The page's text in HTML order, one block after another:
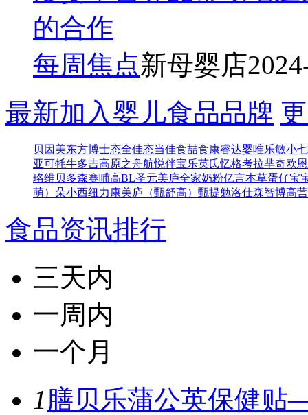
的合作
每周焦点新母婴店
最新加入婴儿食品品牌
贝因美东方博士态全佳态当佳食喆食康睿达婴唯乐敏小七
亚可牦牛多吉高原之舟航悦伴宝乐英氏忆格考拉芈奇欧
珞维贝多森赛哺高BL圣元美庐全家奶粉亿言本草蛋仔宝
萌） 朵小西纽力康美庐（甄舒高） 甄提勉洛仕森智博高
食品资讯排行
三天内
一周内
一个月
1 膳贝乐蒲公英保健